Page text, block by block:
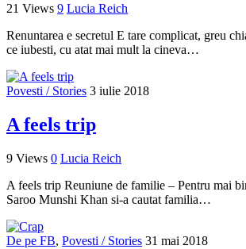
21 Views 9 Lucia Reich
Renuntarea e secretul E tare complicat, greu
ce iubesti, cu atat mai mult la cineva…
Povesti / Stories 3 iulie 2018
A feels trip
9 Views 0 Lucia Reich
A feels trip Reuniune de familie – Pentru mai
Saroo Munshi Khan si-a cautat familia…
De pe FB, Povesti / Stories 31 mai 2018